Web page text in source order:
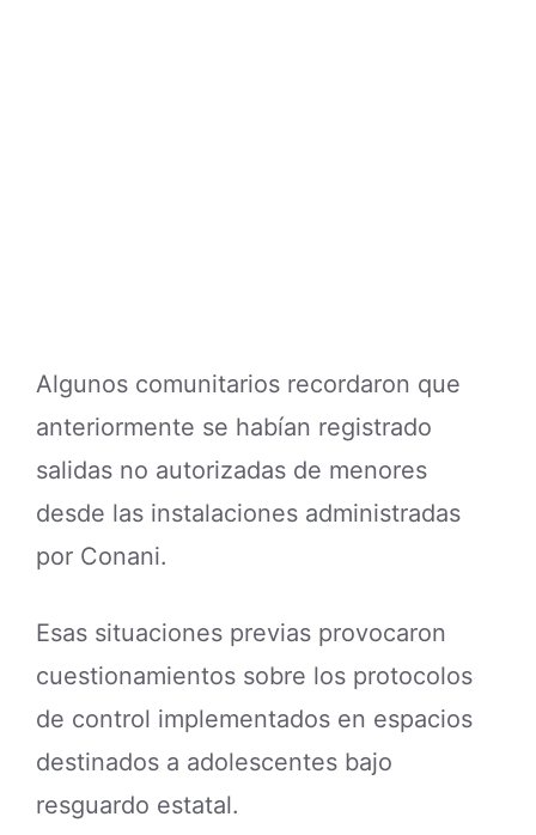
Algunos comunitarios recordaron que
anteriormente se habían registrado
salidas no autorizadas de menores
desde las instalaciones administradas
por Conani.
Esas situaciones previas provocaron
cuestionamientos sobre los protocolos
de control implementados en espacios
destinados a adolescentes bajo
resguardo estatal.